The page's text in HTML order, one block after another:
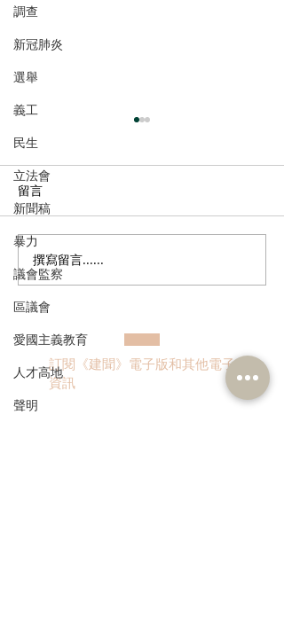
調查
新冠肺炎
選舉
義工
民生
立法會
新聞稿
暴力
議會監察
區議會
愛國主義教育
人才高地
聲明
郭芙蓉聯同葵青區防火委
員會到訪消防處 了解打擊
「鬼油」活動最新情況 支
持修例加強阻嚇 多管齊下
斬斷「鬼油」市場 守護社
區安全 保障市民生命
留言
撰寫留言......
訂閱《建聞》電子版和其他電子
資訊